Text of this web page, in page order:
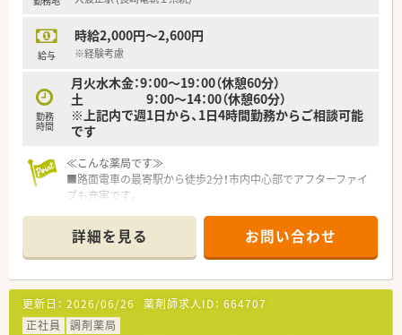
■ドクターとの関係性を大事にされており、相互に理解のある環
■福利厚生も充実しており、業務上必要な図書を購入する際の購
入補助などもご利用頂けます。
くございます。
■新卒や未経験の方は3ヶ月から半年で1人立ちできるスケジュ
ールで指導がございます。
給与
時給2,000円～2,600円
※経験考慮
勤務
時間
月火水木金：9：00～19：00（休憩60分）
土 9：00～14：00（休憩60分）
※上記内で週1日から、1日4時間勤務からご相談可能
です
≪こんな薬局です≫
■路面電車の最寄駅から徒歩2分！市内中心部でアフターファイ
ブも充実です。
よ。
■日曜＋1日休みの完全週休2日制！プライベートも充実です。
■主婦の方も多く、お子様の急な発熱によるお休み等も理解のあ
る職場です
詳細を見る お問い合わせ
更新日： 2026/06/26 薬剤師求人ID： 664707
正社員
調剤薬局